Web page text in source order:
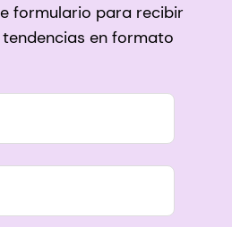
formulario para recibir
en formato